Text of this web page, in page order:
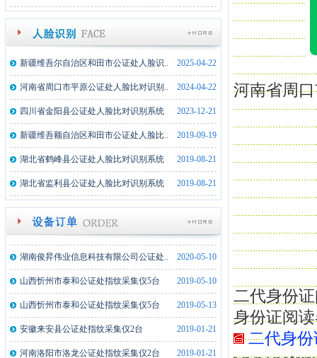
新疆维吾尔自治区和田市公证处人脸识.. 2025-04-22
河南省周口市平原公证处人脸比对识别.. 2024-04-22
四川省金阳县公证处人脸比对识别系统 2023-12-21
新疆维吾额自治区和田市公证处人脸比.. 2019-09-19
湖北省鹤峰县公证处人脸比对识别系统 2019-08-21
湖北省监利县公证处人脸比对识别系统 2019-08-21
湖北监利县公证处文件文件拍摄仪一体.. 2025-02-17
内蒙古额济纳旗公证处文件文件拍摄仪.. 2024-02-21
湖北武穴市公证处文件文件拍摄仪一体.. 2023-08-22
湖北监利县公证处文件拍摄仪一体机2..
湖南俊昇伟业信息科技有限公司公证处.. 2020-05-10
山西忻州市泰和公证处指纹采集仪5台 2019-05-10
山西忻州市泰和公证处指纹采集仪5台 2019-05-13
安徽来安县公证处指纹采集仪2台 2019-01-21
河南洛阳市洛龙公证处指纹采集仪2台 2019-01-21
河南省周
二代身份
身份证阅
二代身